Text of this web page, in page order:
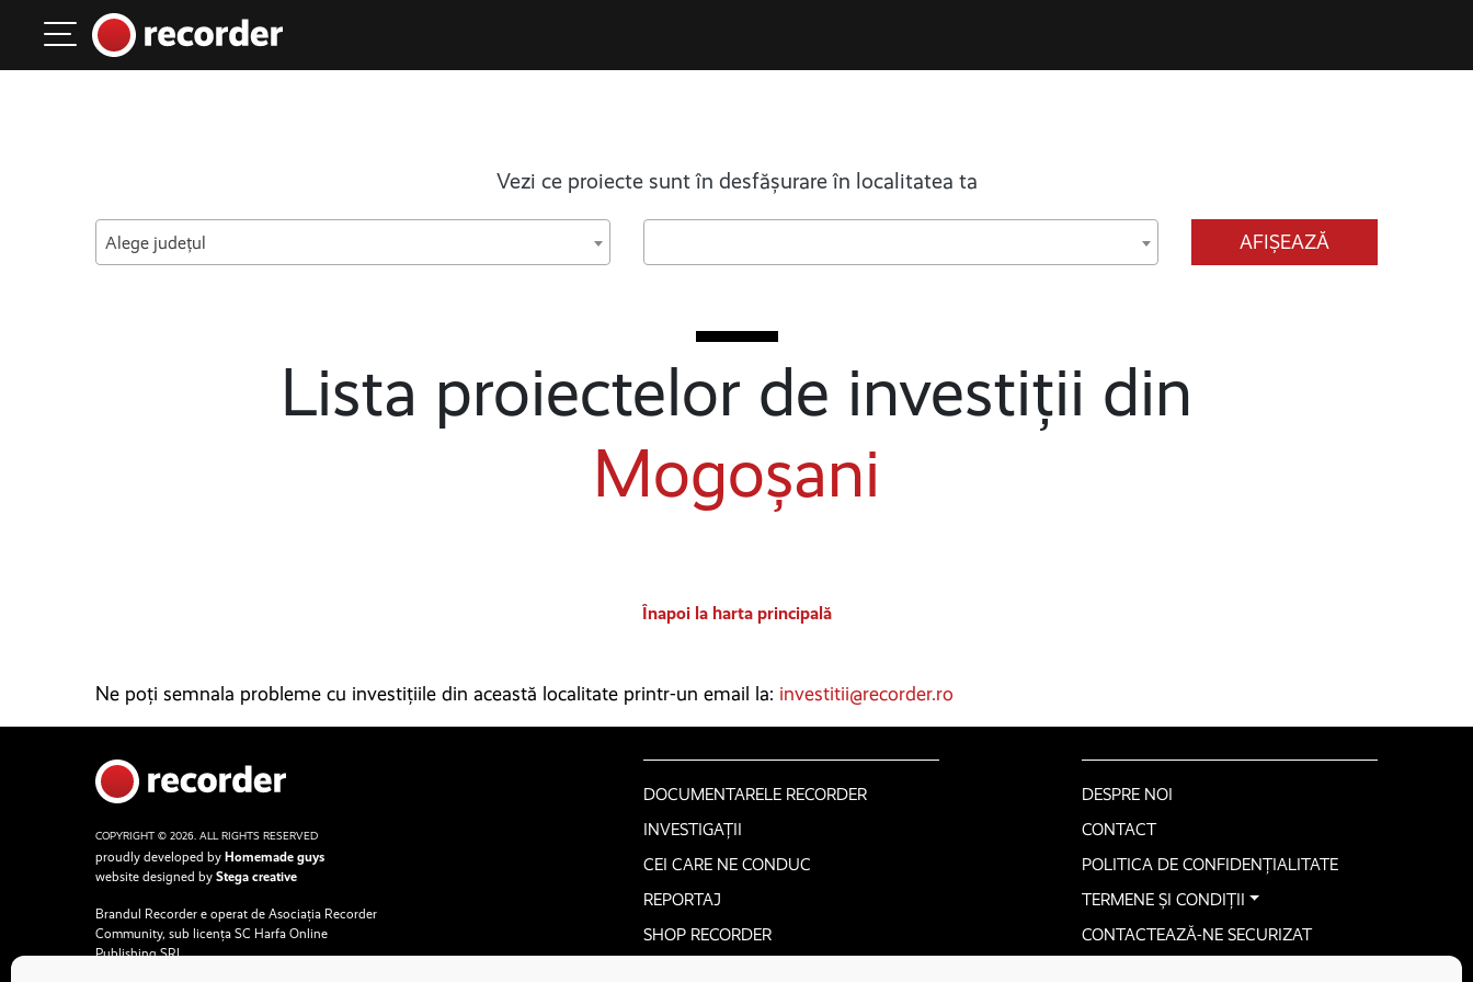
Main Navigation
Vezi ce proiecte sunt în desfășurare în localitatea ta
Alege județul AFIȘEAZĂ
Lista proiectelor de investiții din
Mogoșani
Înapoi la harta principală
Ne poți semnala probleme cu investițiile din această localitate printr-un email la: investitii@recorder.ro
COPYRIGHT © 2026. ALL RIGHTS RESERVED
proudly developed by Homemade guys
website designed by Stega creative
Brandul Recorder e operat de Asociația Recorder
Community, sub licența SC Harfa Online
Publishing SRL.
DOCUMENTARELE RECORDER
INVESTIGAȚII
CEI CARE NE CONDUC
REPORTAJ
SHOP RECORDER
DESPRE NOI
CONTACT
POLITICA DE CONFIDENȚIALITATE
TERMENE ȘI CONDIȚII
CONTACTEAZĂ-NE SECURIZAT